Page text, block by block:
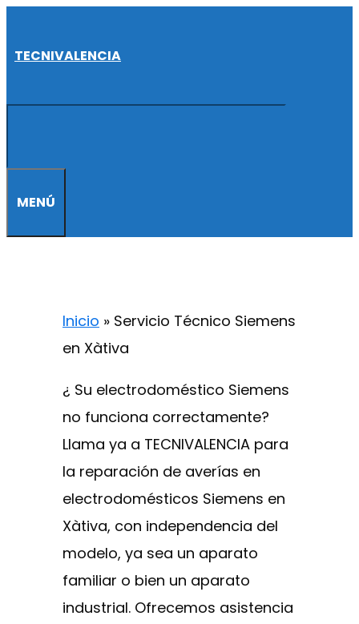
alTECNIVALENCIA
MENÚ
Inicio » Servicio Técnico Siemens
en Xàtiva
¿ Su electrodoméstico Siemens
no funciona correctamente?
Llama ya a TECNIVALENCIA para
la reparación de averías en
electrodomésticos Siemens en
Xàtiva, con independencia del
modelo, ya sea un aparato
familiar o bien un aparato
industrial. Ofrecemos asistencia